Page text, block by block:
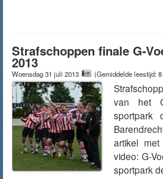
Strafschoppen finale G-
2013
Woensdag 31 juli 2013 (Gemiddelde leestijd:
van het
sportpark
artikel
video: G-
sportpark